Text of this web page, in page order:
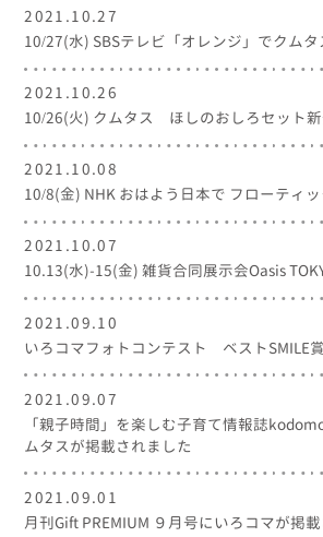
2021.10.27
10/27(水) SBSテレビ「オレンジ」でクム
2021.10.26
10/26(火) クムタス ほしのおしろセット
2021.10.08
10/8(金) NHK おはよう日本で フローティ
2021.10.07
10.13(水)-15(金) 雑貨合同展示会Oasis
2021.09.10
いろコマフォトコンテスト ベストSMILE
2021.09.07
「親子時間」を楽しむ子育て情報誌
ムタスが掲載されました
2021.09.01
月刊Gift PREMIUM ９月号にいろコマが掲